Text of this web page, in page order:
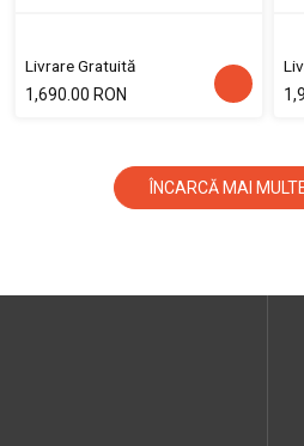
Livrare Gratuită
1,690.00 RON
ÎNCARCĂ MAI